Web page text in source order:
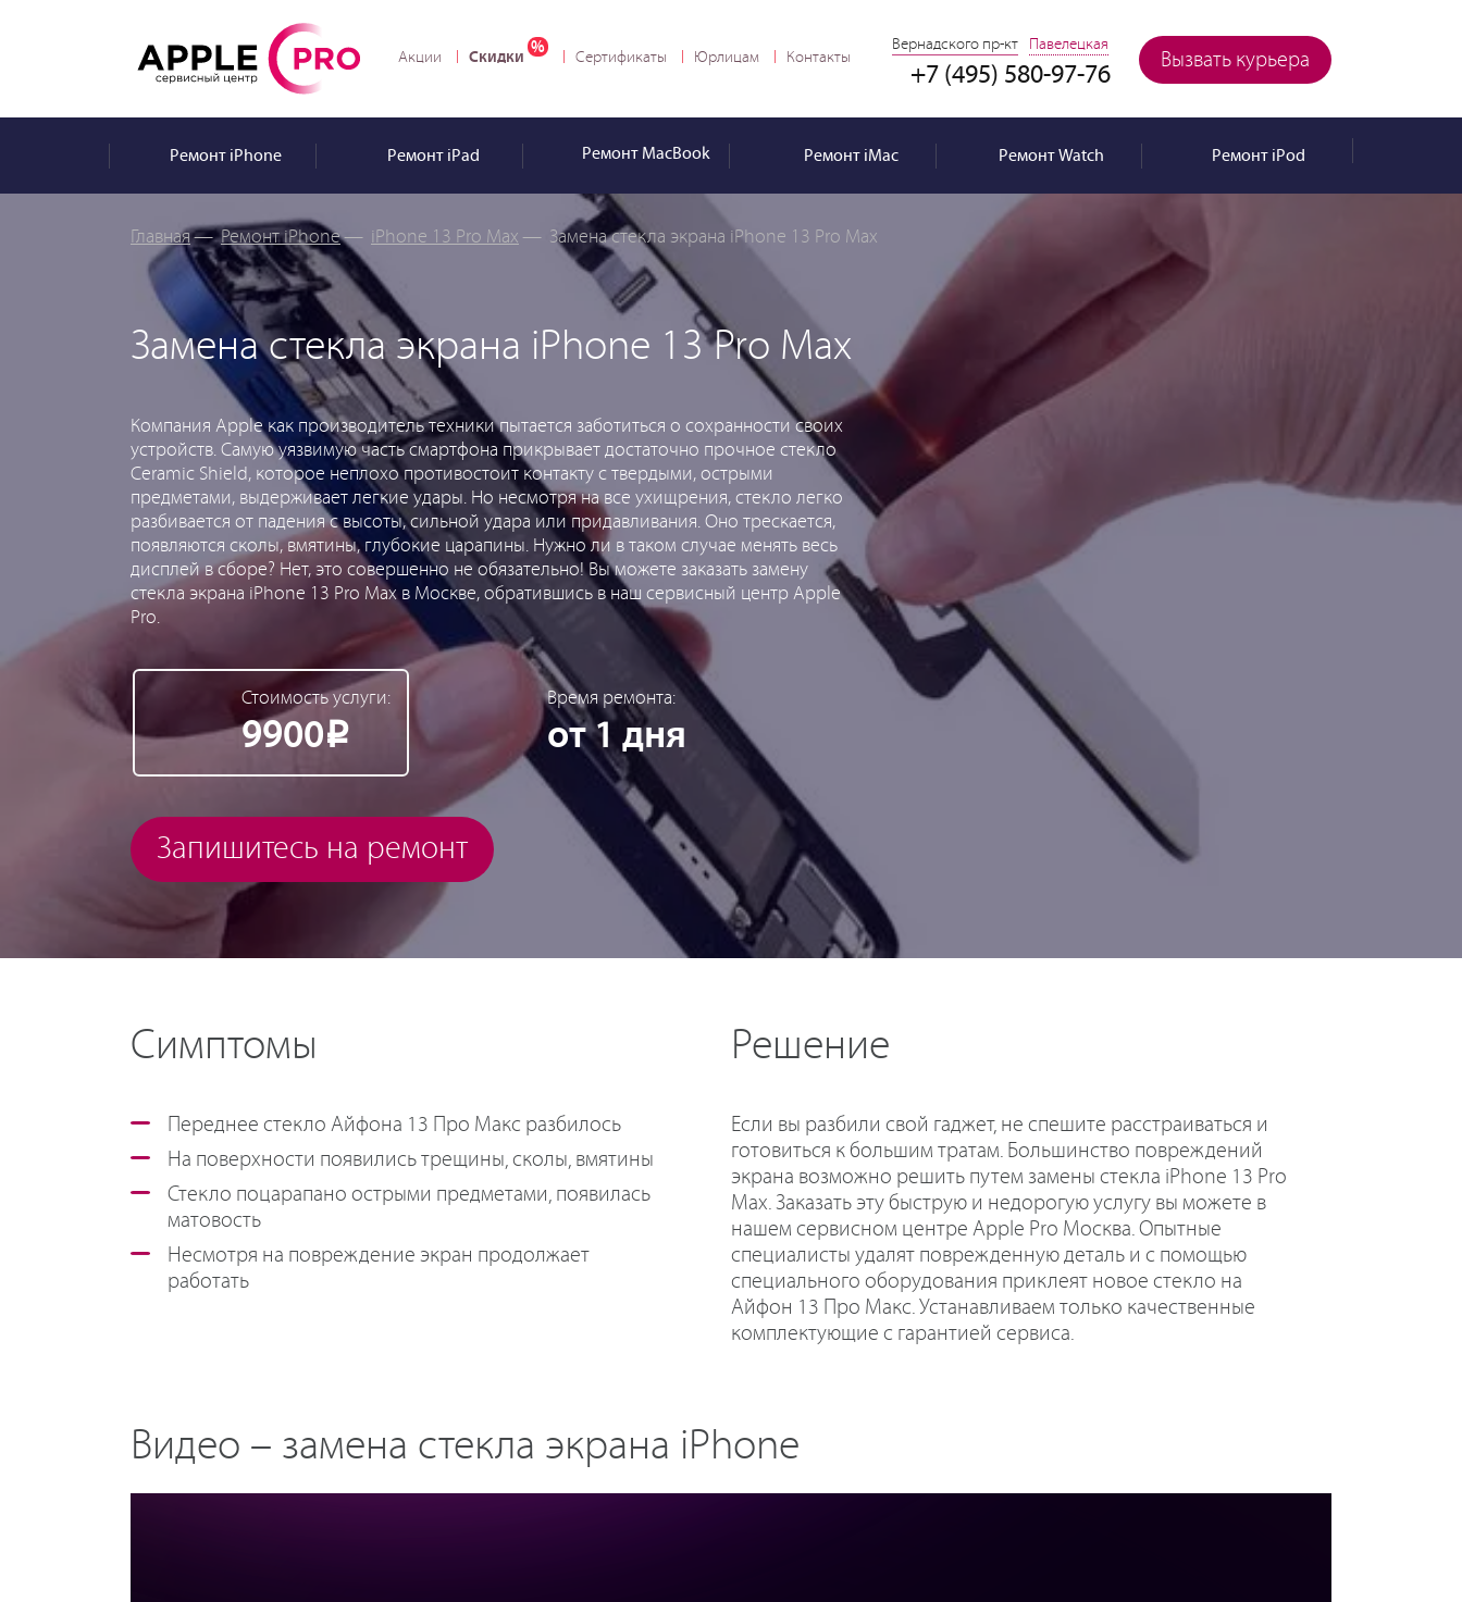
Вызвать курьера
Вернадского пр-кт Павелецкая
+7 (495) 580-97-76
Акции Скидки Сертификаты Юрлицам Контакты
РемонтiPhone РемонтiPad Ремонт MacBook РемонтiMac РемонтWatch РемонтiPod
Главная— Ремонт iPhone— iPhone 13 Pro Max — Замена стекла экрана iPhone 13 Pro Max
Замена стекла экрана iPhone 13 Pro Max
Компания Apple как производитель техники пытается заботиться о сохранности своих
устройств. Самую уязвимую часть смартфона прикрывает достаточно прочное стекло
Ceramic Shield, которое неплохо противостоит контакту с твердыми, острыми
предметами, выдерживает легкие удары. Но несмотря на все ухищрения, стекло легко
разбивается от падения с высоты, сильной удара или придавливания. Оно трескается,
появляются сколы, вмятины, глубокие царапины. Нужно ли в таком случае менять весь
дисплей в сборе? Нет, это совершенно не обязательно! Вы можете заказать замену
стекла экрана iPhone 13 Pro Max в Москве, обратившись в наш сервисный центр Apple
Pro.
Стоимость услуги:
9900Р
Время ремонта:
от 1 дня
Запишитесь на ремонт
Симптомы
Переднее стекло Айфона 13 Про Макс разбилось
На поверхности появились трещины, сколы, вмятины
Стекло поцарапано острыми предметами, появилась
матовость
Несмотря на повреждение экран продолжает
работать
Решение
Если вы разбили свой гаджет, не спешите расстраиваться и
готовиться к большим тратам. Большинство повреждений
экрана возможно решить путем замены стекла iPhone 13 Pro
Max. Заказать эту быструю и недорогую услугу вы можете в
нашем сервисном центре Apple Pro Москва. Опытные
специалисты удалят поврежденную деталь и с помощью
специального оборудования приклеят новое стекло на
Айфон 13 Про Макс. Устанавливаем только качественные
комплектующие с гарантией сервиса.
Видео – замена стекла экрана iPhone